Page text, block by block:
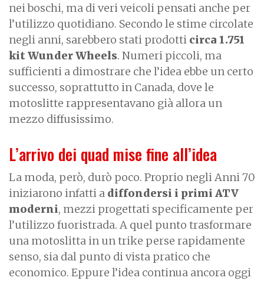
nei boschi, ma di veri veicoli pensati anche per
l’utilizzo quotidiano. Secondo le stime circolate
negli anni, sarebbero stati prodotti circa 1.751
kit Wunder Wheels. Numeri piccoli, ma
sufficienti a dimostrare che l’idea ebbe un certo
successo, soprattutto in Canada, dove le
motoslitte rappresentavano già allora un
mezzo diffusissimo.
L’arrivo dei quad mise fine all’idea
La moda, però, durò poco. Proprio negli Anni 70
iniziarono infatti a diffondersi i primi ATV
moderni, mezzi progettati specificamente per
l’utilizzo fuoristrada. A quel punto trasformare
una motoslitta in un trike perse rapidamente
senso, sia dal punto di vista pratico che
economico. Eppure l’idea continua ancora oggi